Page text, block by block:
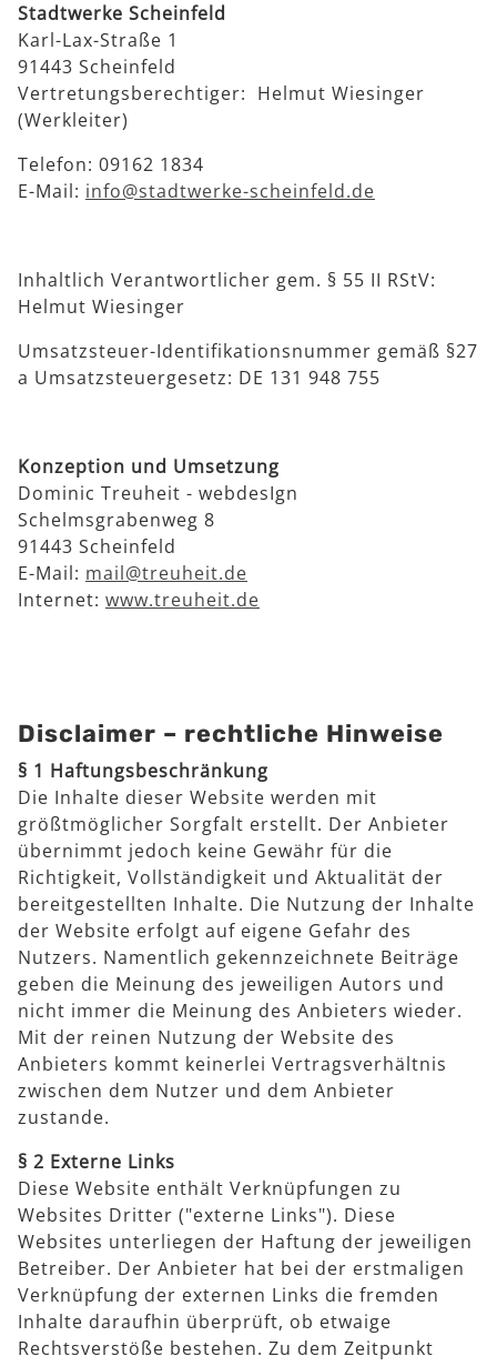
Stadtwerke Scheinfeld
Karl-Lax-Straße 1
91443 Scheinfeld
Vertretungsberechtiger: Helmut Wiesinger
(Werkleiter)
Telefon: 09162 1834
E-Mail: info@stadtwerke-scheinfeld.de
Inhaltlich Verantwortlicher gem. § 55 II RStV:
Helmut Wiesinger
Umsatzsteuer-Identifikationsnummer gemäß §27
a Umsatzsteuergesetz: DE 131 948 755
Konzeption und Umsetzung
Dominic Treuheit - webdesIgn
Schelmsgrabenweg 8
91443 Scheinfeld
E-Mail: mail@treuheit.de
Internet: www.treuheit.de
Disclaimer – rechtliche Hinweise
§ 1 Haftungsbeschränkung
Die Inhalte dieser Website werden mit
größtmöglicher Sorgfalt erstellt. Der Anbieter
übernimmt jedoch keine Gewähr für die
Richtigkeit, Vollständigkeit und Aktualität der
bereitgestellten Inhalte. Die Nutzung der Inhalte
der Website erfolgt auf eigene Gefahr des
Nutzers. Namentlich gekennzeichnete Beiträge
geben die Meinung des jeweiligen Autors und
nicht immer die Meinung des Anbieters wieder.
Mit der reinen Nutzung der Website des
Anbieters kommt keinerlei Vertragsverhältnis
zwischen dem Nutzer und dem Anbieter
zustande.
§ 2 Externe Links
Diese Website enthält Verknüpfungen zu
Websites Dritter ("externe Links"). Diese
Websites unterliegen der Haftung der jeweiligen
Betreiber. Der Anbieter hat bei der erstmaligen
Verknüpfung der externen Links die fremden
Inhalte daraufhin überprüft, ob etwaige
Rechtsverstöße bestehen. Zu dem Zeitpunkt